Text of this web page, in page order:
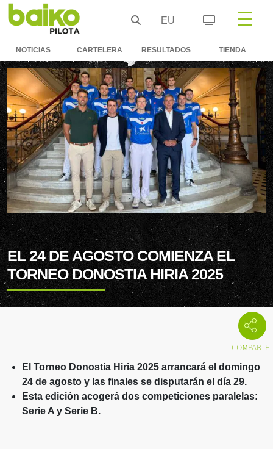
EU
NOTICIAS CARTELERA RESULTADOS TIENDA
EL 24 DE AGOSTO COMIENZA EL
TORNEO DONOSTIA HIRIA 2025
El Torneo Donostia Hiria 2025 arrancará el domingo
24 de agosto y las finales se disputarán el día 29.
Esta edición acogerá dos competiciones paralelas:
Serie A y Serie B.